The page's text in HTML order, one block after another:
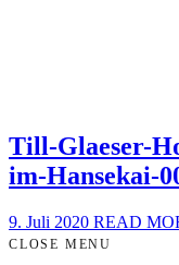
Till-Glaeser-
im-Hansekai-
9. Juli 2020 READ
CLOSE MENU